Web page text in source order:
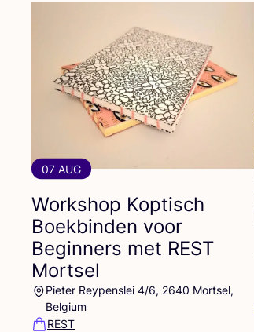
07 AUG
Workshop Koptisch
Boekbinden voor
Beginners met REST
Mortsel
Pieter Reypenslei 4/6, 2640 Mortsel,
Belgium
REST